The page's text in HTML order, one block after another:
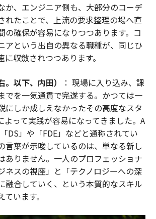
者は、国家安全保障上の考慮事項、持
、そして高水準の経済成長の維持を試
決定に直面している。今日の環境は圧
時期であるが、同時に台湾がエネルギ
り組むことができる時期でもある」
レジリエンス・イノベーションセンタ
であるデビッド・リュー氏は述べて
）
2026年9月号発売中
か、エンジニア側も、大部分のコーデ
れたことで、上流の要求整理の場へ直
の確保が容易になりつつあります。コ
アという出自の異なる職種が、同じひ
に収斂されつつあります。
以下、内田）
： 現場に入り込み、課
でを一気通貫で完遂する。かつては一
にしか成しえなかったその高度なスタ
よって実践が容易になってきました。A
DS」や「FDE」などと通称されてい
言葉が示唆しているのは、単なる新し
ありません。一人のプロフェッショナ
ネスの視座」と「テクノロジーへの深
融合していく、という本質的なスキル
います。